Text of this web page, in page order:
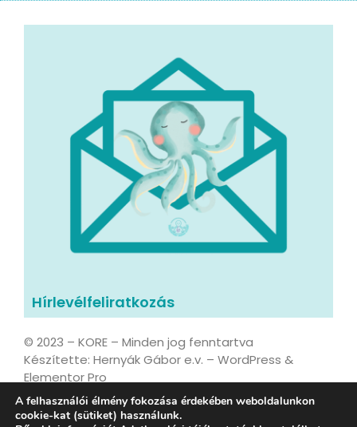
Hírlevélfeliratkozás
© 2023 – KORE – Minden jog fenntartva
Készítette: Hernyák Gábor e.v. – WordPress &
Elementor Pro
A felhasználói élmény fokozása érdekében weboldalunkon
cookie-kat (sütiket) használunk.